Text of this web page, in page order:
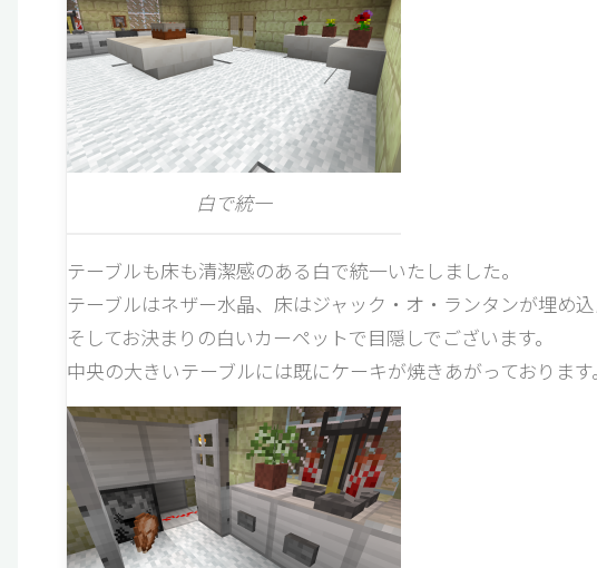
白で統一
テーブルも床も清潔感のある白で統一いたしました。
テーブルはネザー水晶、床はジャック・オ・ランタンが埋め込
そしてお決まりの白いカーペットで目隠しでございます。
中央の大きいテーブルには既にケーキが焼きあがっております。